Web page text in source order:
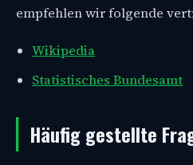
empfehlen wir folgende
Wikipedia
Statistisches Bundesamt
Häufig gestellte